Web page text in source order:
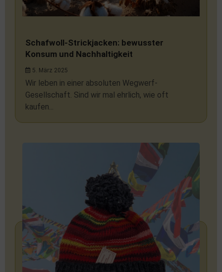
Schafwoll-Strickjacken: bewusster
Konsum und Nachhaltigkeit
5. März 2025
Wir leben in einer absoluten Wegwerf-
Gesellschaft. Sind wir mal ehrlich, wie oft
kaufen...